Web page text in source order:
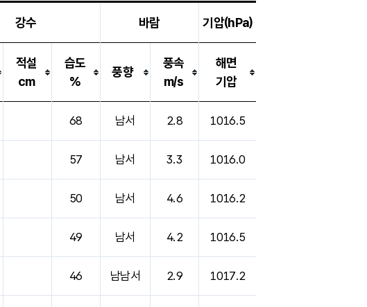
강수 바람 기압(hPa)
적설
cm
습도
%
풍향
풍속
m/s
해면
기압
68 남서 2.8 1016.5
57 남서 3.3 1016.0
50 남서 4.6 1016.2
49 남서 4.2 1016.5
46 남남서 2.9 1017.2